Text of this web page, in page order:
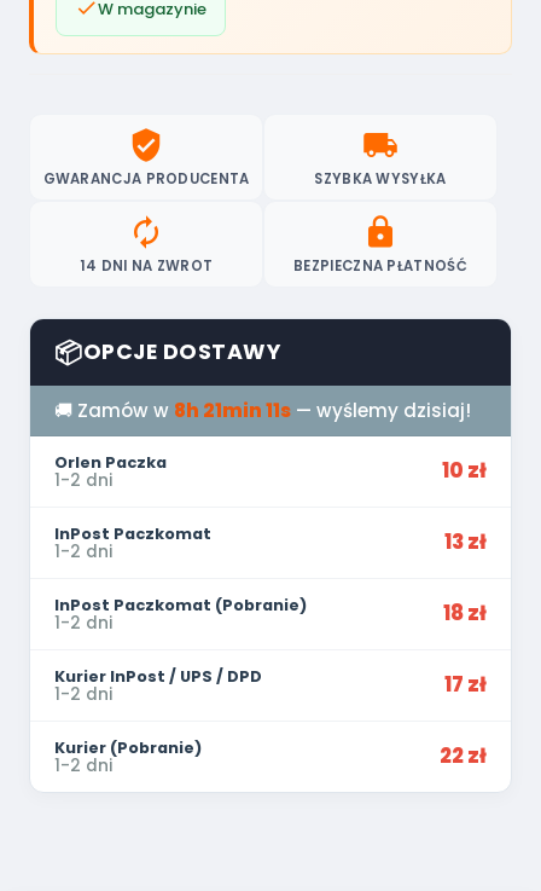
W magazynie
verified_user
GWARANCJA PRODUCENTA
local_shipping
SZYBKA WYSYŁKA
autorenew
14 DNI NA ZWROT
lock
BEZPIECZNA PŁATNOŚĆ
📦OPCJE DOSTAWY
🚚 Zamów w 8h 21min 10s — wyślemy dzisiaj!
Orlen Paczka
1-2 dni 10 zł
InPost Paczkomat
1-2 dni 13 zł
InPost Paczkomat (Pobranie)
1-2 dni 18 zł
Kurier InPost / UPS / DPD
1-2 dni 17 zł
Kurier (Pobranie)
1-2 dni 22 zł